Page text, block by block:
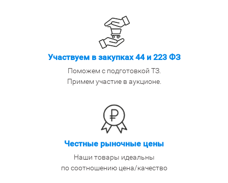
Участвуем в закупках 44 и 223 ФЗ
Поможем с подготовкой ТЗ.
Примем участие в аукционе.
Честные рыночные цены
Наши товары идеальны
по соотношению цена/качество